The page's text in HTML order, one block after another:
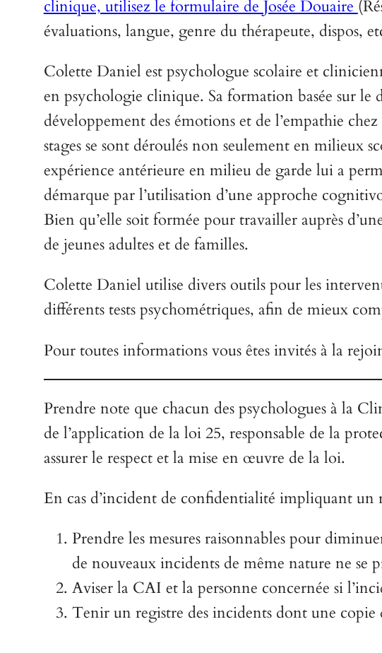
clinique, utilisez le formulaire de Josée Douaire
évaluations, langue, genre du thérapeute, dispos,
Colette Daniel est psychologue scolaire et
en psychologie clinique. Sa formation basée sur
développement des émotions et de l’empathie
stages se sont déroulés non seulement en milieux
expérience antérieure en milieu de garde lui a
démarque par l’utilisation d’une approche
Bien qu’elle soit formée pour travailler auprès
de jeunes adultes et de familles.
Colette Daniel utilise divers outils pour les
différents tests psychométriques, afin de mieux
Pour toutes informations vous êtes invités à la
Prendre note que chacun des psychologues à la
de l’application de la loi 25, responsable de la
assurer le respect et la mise en œuvre de la loi.
En cas d’incident de confidentialité impliquant
Prendre les mesures raisonnables pour
de nouveaux incidents de même nature ne se
Aviser la CAI et la personne concernée si
Tenir un registre des incidents dont une copie